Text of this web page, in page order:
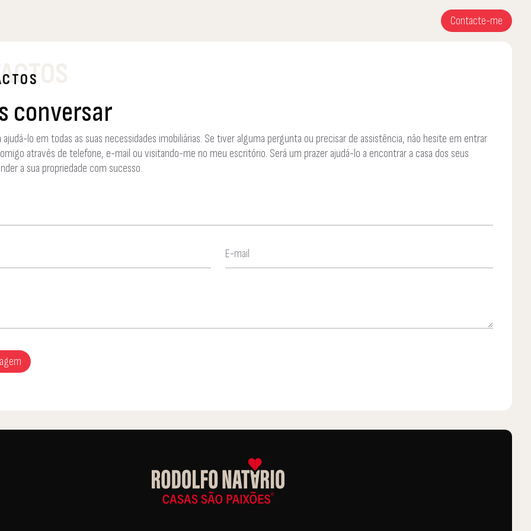
Contacte-me
conversar
ajudá-lo em todas as suas necessidades imobiliárias. Se tiver alguma pergunta ou precisar de assistência, não hesite em entrar
através de telefone, e-mail ou visitando-me no meu escritório. Será um prazer ajudá-lo a encontrar a casa dos seus
a sua propriedade com sucesso.
E-mail